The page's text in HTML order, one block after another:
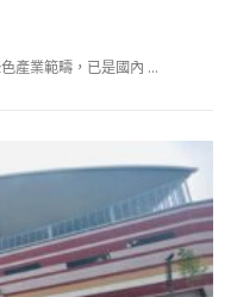
產業範疇，已是國內 …